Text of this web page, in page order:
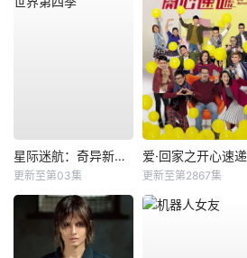
星际迷航：奇异新世界第四季
更新至第03集
爱·回家之开心速递
更新至第2867集